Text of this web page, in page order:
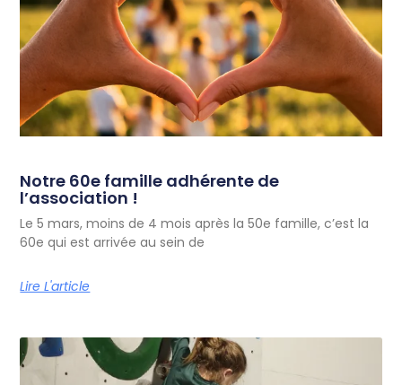
Notre 60e famille adhérente de
l’association !
Le 5 mars, moins de 4 mois après la 50e famille, c’est la
60e qui est arrivée au sein de
Lire L'article